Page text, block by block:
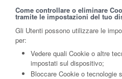
Come controllare o eliminare
tramite le impostazioni del tuo
Gli Utenti possono utilizzare le
per:
Vedere quali Cookie o altre
impostati sul dispositivo;
Bloccare Cookie o tecnologie